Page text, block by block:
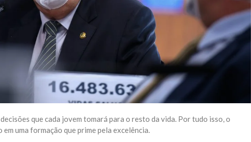
que cada jovem tomará para o resto da vida. Por tudo isso, o
uma formação que prime pela excelência.